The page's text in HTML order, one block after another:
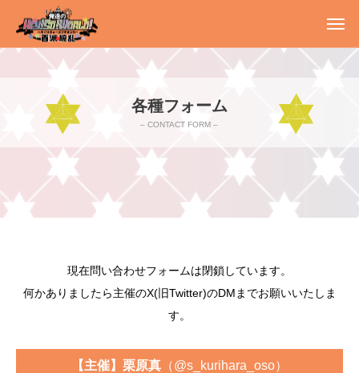
各種フォーム
– CONTACT FORM –
現在問い合わせフォームは閉鎖しています。
何かありましたら主催のX(旧Twitter)のDMまでお願いいたしま
す。
【主催】栗原真 （@s_kurihara_oso）